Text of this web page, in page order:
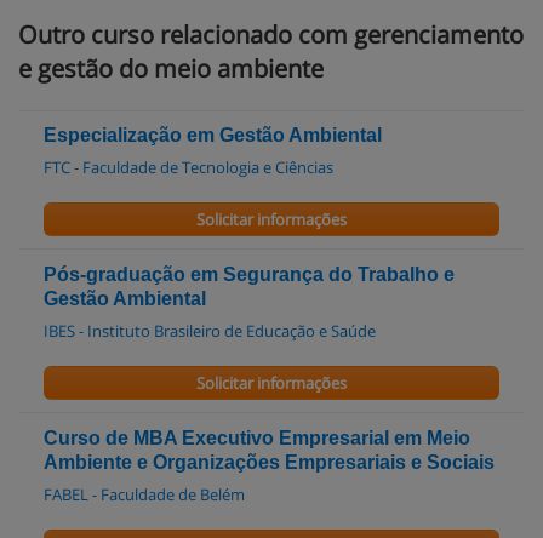
Outro curso relacionado com gerenciamento
e gestão do meio ambiente
Especialização em Gestão Ambiental
FTC - Faculdade de Tecnologia e Ciências
Solicitar informações
Pós-graduação em Segurança do Trabalho e
Gestão Ambiental
IBES - Instituto Brasileiro de Educação e Saúde
Solicitar informações
Curso de MBA Executivo Empresarial em Meio
Ambiente e Organizações Empresariais e Sociais
FABEL - Faculdade de Belém